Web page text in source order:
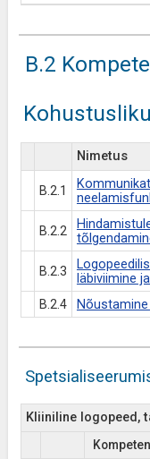
B.2
Nimetus
B.2.1
B.2.2
B.2.3
läbiviimine
B.2.4
Kliiniline logopeed,